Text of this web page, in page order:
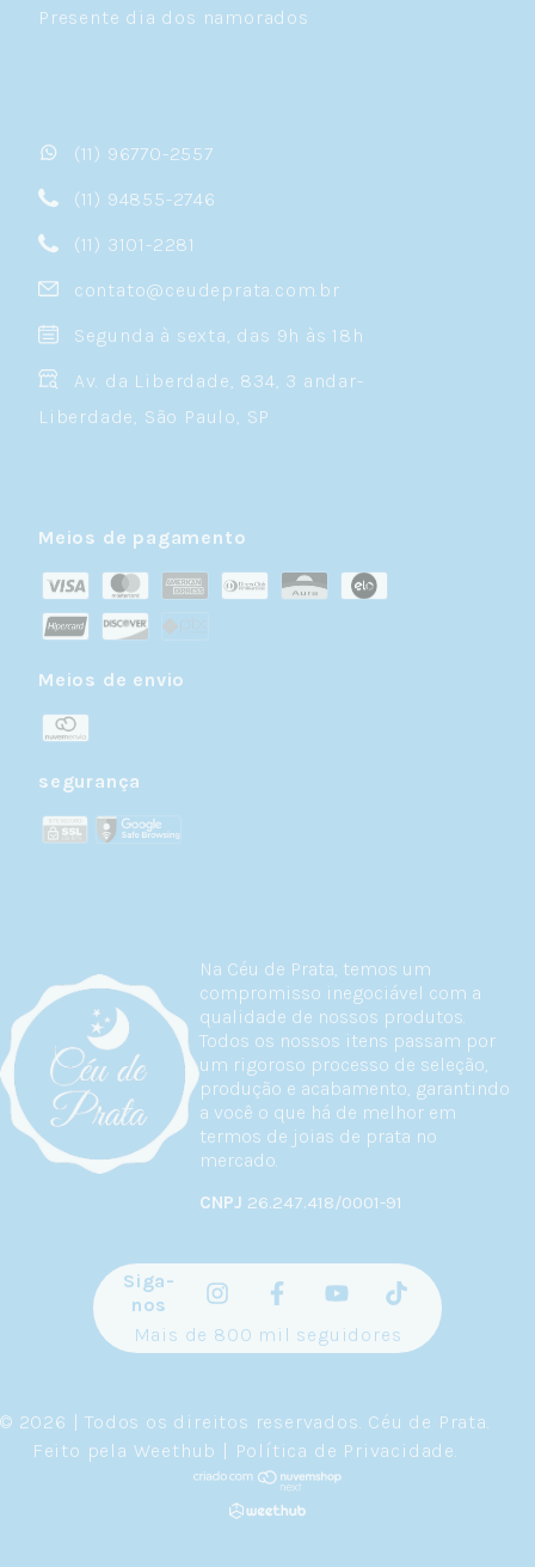
Na Céu de Prata, temos um
compromisso inegociável com a
qualidade de nossos produtos.
Todos os nossos itens passam por
um rigoroso processo de seleção,
produção e acabamento, garantindo
a você o que há de melhor em
termos de joias de prata no
mercado.
CNPJ 26.247.418/0001-91
Presente dia dos namorados
(11) 96770-2557
(11) 94855-2746
(11) 3101-2281
contato@ceudeprata.com.br
Segunda à sexta, das 9h às 18h
Av. da Liberdade, 834, 3 andar-
Liberdade, São Paulo, SP
Meios de pagamento
Meios de envio
segurança
Siga-
nos
Mais de 800 mil seguidores
© 2026 | Todos os direitos reservados. Céu de Prata.
Feito pela Weethub | Política de Privacidade.